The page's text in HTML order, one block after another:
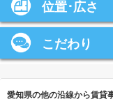
位置･広さ
こだわり
愛知県の他の沿線から賃貸